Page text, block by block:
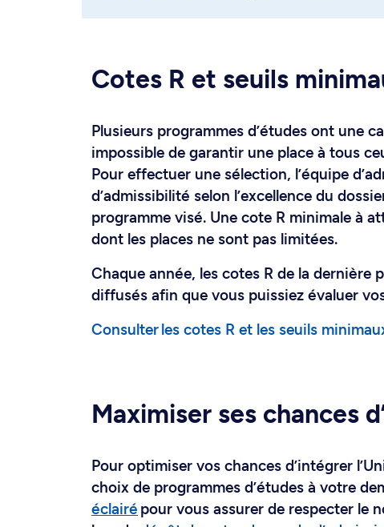
Cotes R et seuils
Plusieurs programmes d’études ont une
impossible de garantir une place à tous
Pour effectuer une sélection, l’équipe
d’admissibilité selon l’excellence du
programme visé. Une cote R minimale à
dont les places ne sont pas limitées.
Chaque année, les cotes R de la dernière
diffusés afin que vous puissiez évaluer
Consulter les cotes R et les seuils
Maximiser ses chances
Pour optimiser vos chances d’intégrer
choix de programmes d’études à votre
éclairé pour vous assurer de respecter le